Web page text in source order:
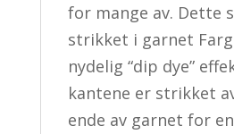
for mange av. Dette
strikket i garnet
nydelig “dip dye”
kantene er strikket
ende av garnet for